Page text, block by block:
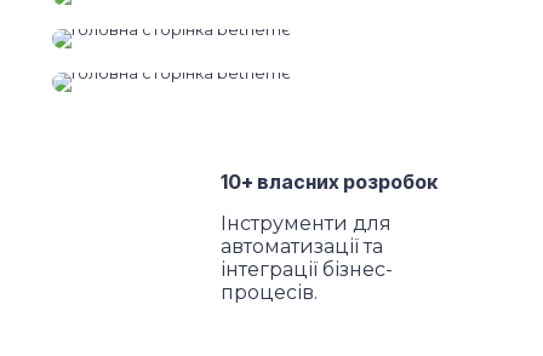
10+ власних розробок
Інструменти для
автоматизації та
інтеграції бізнес-
процесів.